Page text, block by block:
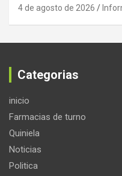
4 de agosto de 2026
Categorias
inicio
Farmacias de turno
Quiniela
Noticias
Politica